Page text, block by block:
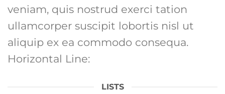
veniam, quis nostrud exerci tation
ullamcorper suscipit lobortis nisl ut
aliquip ex ea commodo consequa.
Horizontal Line:
LISTS